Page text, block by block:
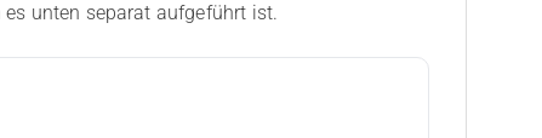
unten separat aufgeführt ist.